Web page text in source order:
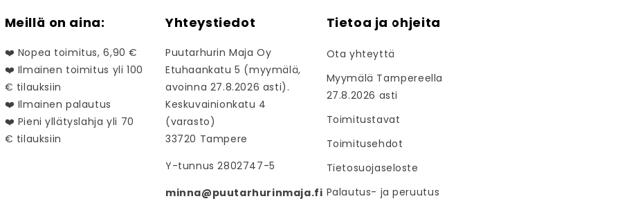
Meillä on aina:
❤️ Nopea toimitus, 6,90 €
❤️ Ilmainen toimitus yli 100
€ tilauksiin
❤️ Ilmainen palautus
❤️ Pieni yllätyslahja yli 70
€ tilauksiin
Yhteystiedot
Puutarhurin Maja Oy
Etuhaankatu 5 (myymälä,
avoinna 27.8.2026 asti).
Keskuvainionkatu 4
(varasto)
33720 Tampere
Y-tunnus 2802747-5
minna@puutarhurinmaja.fi
Tietoa ja ohjeita
Ota yhteyttä
Myymälä Tampereella
27.8.2026 asti
Toimitustavat
Toimitusehdot
Tietosuojaseloste
Palautus- ja peruutus